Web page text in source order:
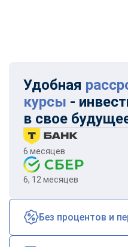
Удобная
курсы -
в свое
6 месяцев
6, 12 месяцев
Без процентов и